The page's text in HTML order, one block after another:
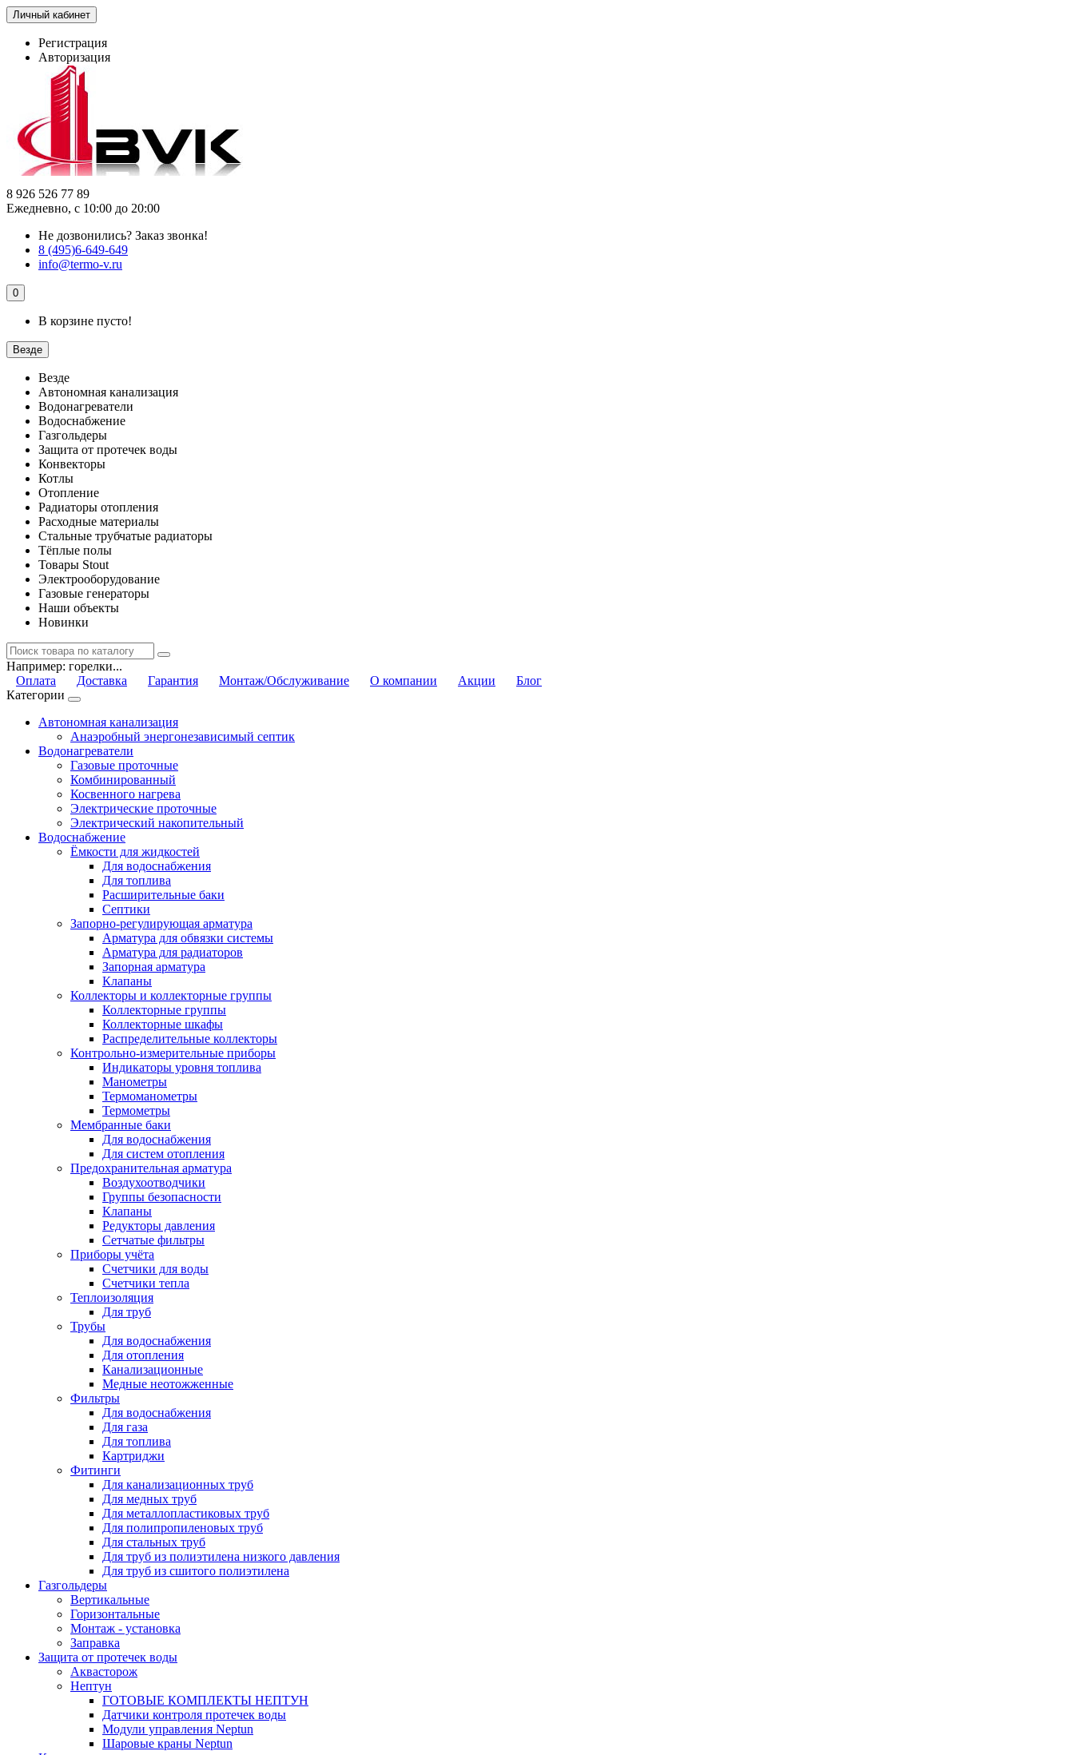
Личный кабинет
Регистрация
Авторизация
8 926 526 77 89
Ежедневно, с 10:00 до 20:00
Не дозвонились? Заказ звонка!
8 (495)6-649-649
info@termo-v.ru
0
В корзине пусто!
Везде
Везде
Автономная канализация
Водонагреватели
Водоснабжение
Газгольдеры
Защита от протечек воды
Конвекторы
Котлы
Отопление
Радиаторы отопления
Расходные материалы
Стальные трубчатые радиаторы
Тёплые полы
Товары Stout
Электрооборудование
Газовые генераторы
Наши объекты
Новинки
Например: горелки...
Оплата
Доставка Гарантия Монтаж/Обслуживание О компании Акции
Блог
Категории
Автономная канализация
Анаэробный энергонезависимый септик
Водонагреватели
Газовые проточные
Комбинированный
Косвенного нагрева
Электрические проточные
Электрический накопительный
Водоснабжение
Ёмкости для жидкостей
Для водоснабжения
Для топлива
Расширительные баки
Септики
Запорно-регулирующая арматура
Арматура для обвязки системы
Арматура для радиаторов
Запорная арматура
Клапаны
Коллекторы и коллекторные группы
Коллекторные группы
Коллекторные шкафы
Распределительные коллекторы
Контрольно-измерительные приборы
Индикаторы уровня топлива
Манометры
Термоманометры
Термометры
Мембранные баки
Для водоснабжения
Для систем отопления
Предохранительная арматура
Воздухоотводчики
Группы безопасности
Клапаны
Редукторы давления
Сетчатые фильтры
Приборы учёта
Счетчики для воды
Счетчики тепла
Теплоизоляция
Для труб
Трубы
Для водоснабжения
Для отопления
Канализационные
Медные неотожженные
Фильтры
Для водоснабжения
Для газа
Для топлива
Картриджи
Фитинги
Для канализационных труб
Для медных труб
Для металлопластиковых труб
Для полипропиленовых труб
Для стальных труб
Для труб из полиэтилена низкого давления
Для труб из сшитого полиэтилена
Газгольдеры
Вертикальные
Горизонтальные
Монтаж - установка
Заправка
Защита от протечек воды
Аквасторож
Нептун
ГОТОВЫЕ КОМПЛЕКТЫ НЕПТУН
Датчики контроля протечек воды
Модули управления Neptun
Шаровые краны Neptun